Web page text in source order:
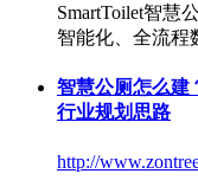
SmartToilet智慧
智能化、全流程
智慧公厕怎么建
行业规划思路
http://